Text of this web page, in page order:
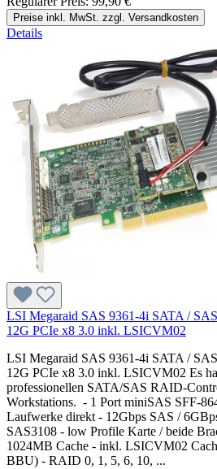
Preise inkl. MwSt. zzgl. Versandkosten
Details
LSI Megaraid SAS 9361-4i SATA /
12G PCIe x8 3.0 inkl. LSICVM02
LSI Megaraid SAS 9361-4i SATA /
12G PCIe x8 3.0 inkl. LSICVM02 Es
professionellen SATA/SAS RAID-
Workstations. - 1 Port miniSAS SFF-
Laufwerke direkt - 12Gbps SAS /
SAS3108 - low Profile Karte / beide
1024MB Cache - inkl. LSICVM02
BBU) - RAID 0, 1, 5, 6, 10, ...